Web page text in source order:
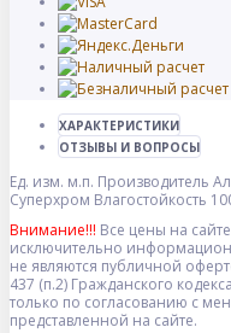
ХАРАКТЕРИСТИКИ
ОТЗЫВЫ И ВОПРОСЫ
Ед. изм. м.п. Производитель
Суперхром Влагостойкость
Внимание!!! Все цены на
исключительно
не являются публичной
437 (п.2) Гражданского
только по согласованию с
представленной на сайте.